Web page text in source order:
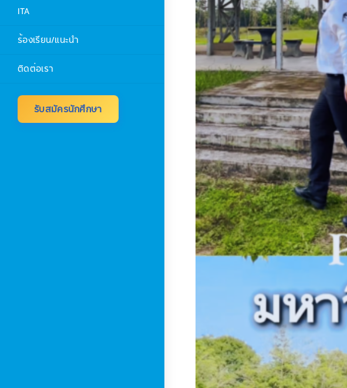
ITA
ร้องเรียน/แนะนำ
ติดต่อเรา
รับสมัครนักศึกษา